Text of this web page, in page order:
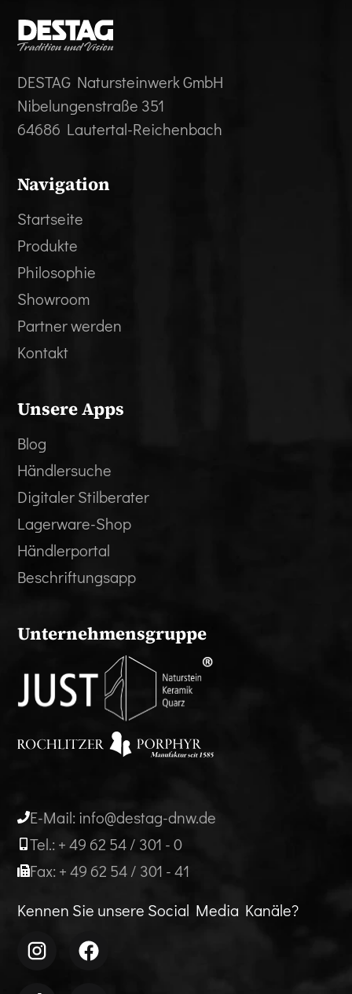
DESTAG Natursteinwerk GmbH
Nibelungenstraße 351
64686 Lautertal-Reichenbach
Navigation
Startseite
Produkte
Philosophie
Showroom
Partner werden
Kontakt
Unsere Apps
Blog
Händlersuche
Digitaler Stilberater
Lagerware-Shop
Händlerportal
Beschriftungsapp
Unternehmensgruppe
E-Mail: info@destag-dnw.de
Tel.: + 49 62 54 / 301 - 0
Fax: + 49 62 54 / 301 - 41
Kennen Sie unsere Social Media Kanäle?